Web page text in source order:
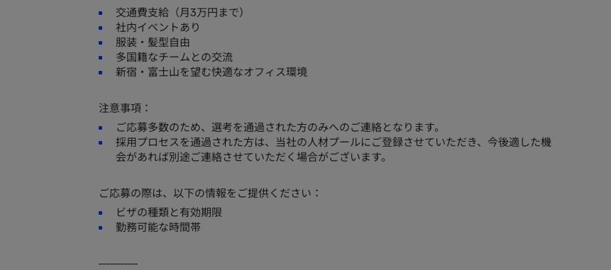
交通費支給（月3万円まで）
社内イベントあり
服装・髪型自由
多国籍なチームとの交流
新宿・富士山を望む快適なオフィス環境
注意事項：
ご応募多数のため、選考を通過された方のみへのご連絡となります。
採用プロセスを通過された方は、当社の人材プールにご登録させていただき、今後適した機
会があれば別途ご連絡させていただく場合がございます。
ご応募の際は、以下の情報をご提供ください：
ビザの種類と有効期限
勤務可能な時間帯
-----------